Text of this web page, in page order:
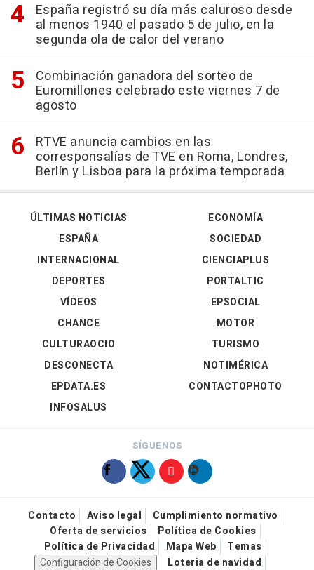
España registró su día más caluroso desde
al menos 1940 el pasado 5 de julio, en la
segunda ola de calor del verano
Combinación ganadora del sorteo de
Euromillones celebrado este viernes 7 de
agosto
RTVE anuncia cambios en las
corresponsalías de TVE en Roma, Londres,
Berlín y Lisboa para la próxima temporada
ÚLTIMAS NOTICIAS
ESPAÑA
INTERNACIONAL
DEPORTES
VÍDEOS
ECONOMÍA
SOCIEDAD
CIENCIAPLUS
PORTALTIC
EPSOCIAL
CHANCE
CULTURAOCIO
DESCONECTA
EPDATA.ES
INFOSALUS
MOTOR
TURISMO
NOTIMÉRICA
CONTACTOPHOTO
SÍGUENOS
Contacto Aviso legal
Cumplimiento normativo
Oferta de servicios
Política de Cookies
Política de Privacidad
Mapa Web
Temas
Configuración de Cookies
Loteria de navidad